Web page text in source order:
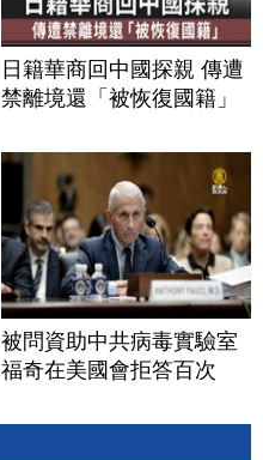
日籍華商回中國探親 傳遭
禁離境還「被恢復國籍」
被問資助中共病毒實驗室
福奇在美國會拒答百次